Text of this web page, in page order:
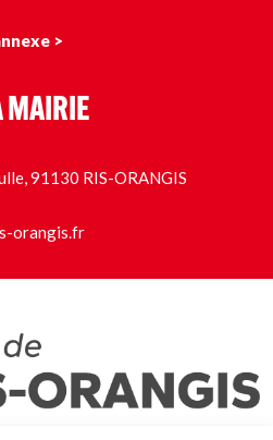
>
MAIRIE
91130 RIS-ORANGIS
orangis.fr